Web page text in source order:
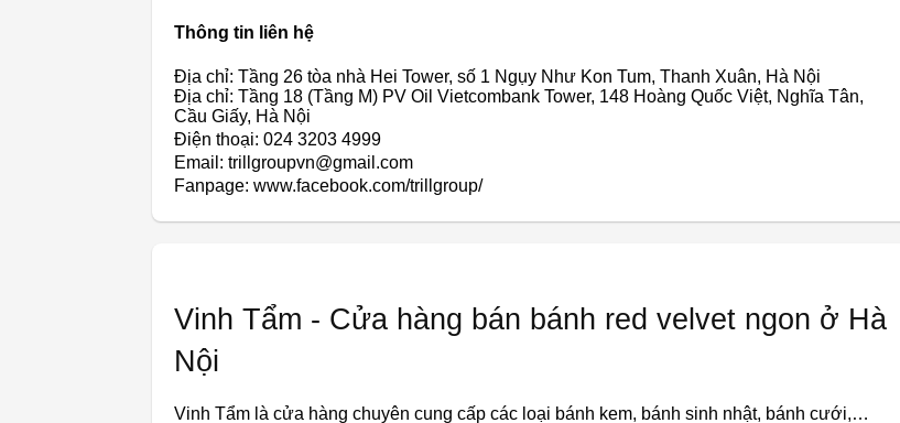
Thông tin liên hệ
Địa chỉ: Tầng 26 tòa nhà Hei Tower, số 1 Ngụy Như Kon Tum, Thanh Xuân, Hà Nội
Địa chỉ: Tầng 18 (Tầng M) PV Oil Vietcombank Tower, 148 Hoàng Quốc Việt, Nghĩa Tân,
Cầu Giấy, Hà Nội
Điện thoại: 024 3203 4999
Email: trillgroupvn@gmail.com
Fanpage: www.facebook.com/trillgroup/
Vinh Tẩm - Cửa hàng bán bánh red velvet ngon ở Hà
Nội
Vinh Tẩm là cửa hàng chuyên cung cấp các loại bánh kem, bánh sinh nhật, bánh cưới,…